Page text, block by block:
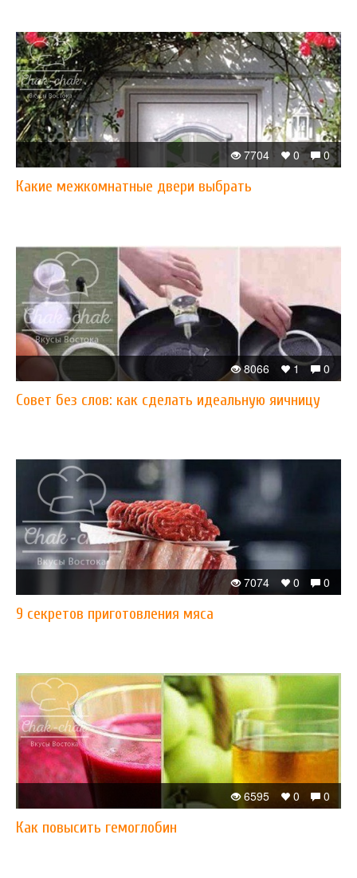
0
0
7704
Какие межкомнатные двери выбрать
0
1
8066
Совет без слов: как сделать идеальную яичницу
0
0
7074
9 секретов приготовления мяса
0
0
6595
Как повысить гемоглобин